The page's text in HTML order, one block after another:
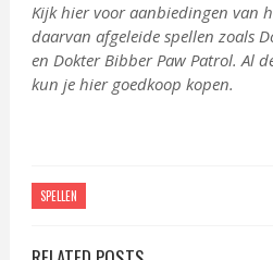
Kijk hier voor aanbiedingen van
daarvan afgeleide spellen zoals
en Dokter Bibber Paw Patrol. Al
kun je hier goedkoop kopen.
SPELLEN